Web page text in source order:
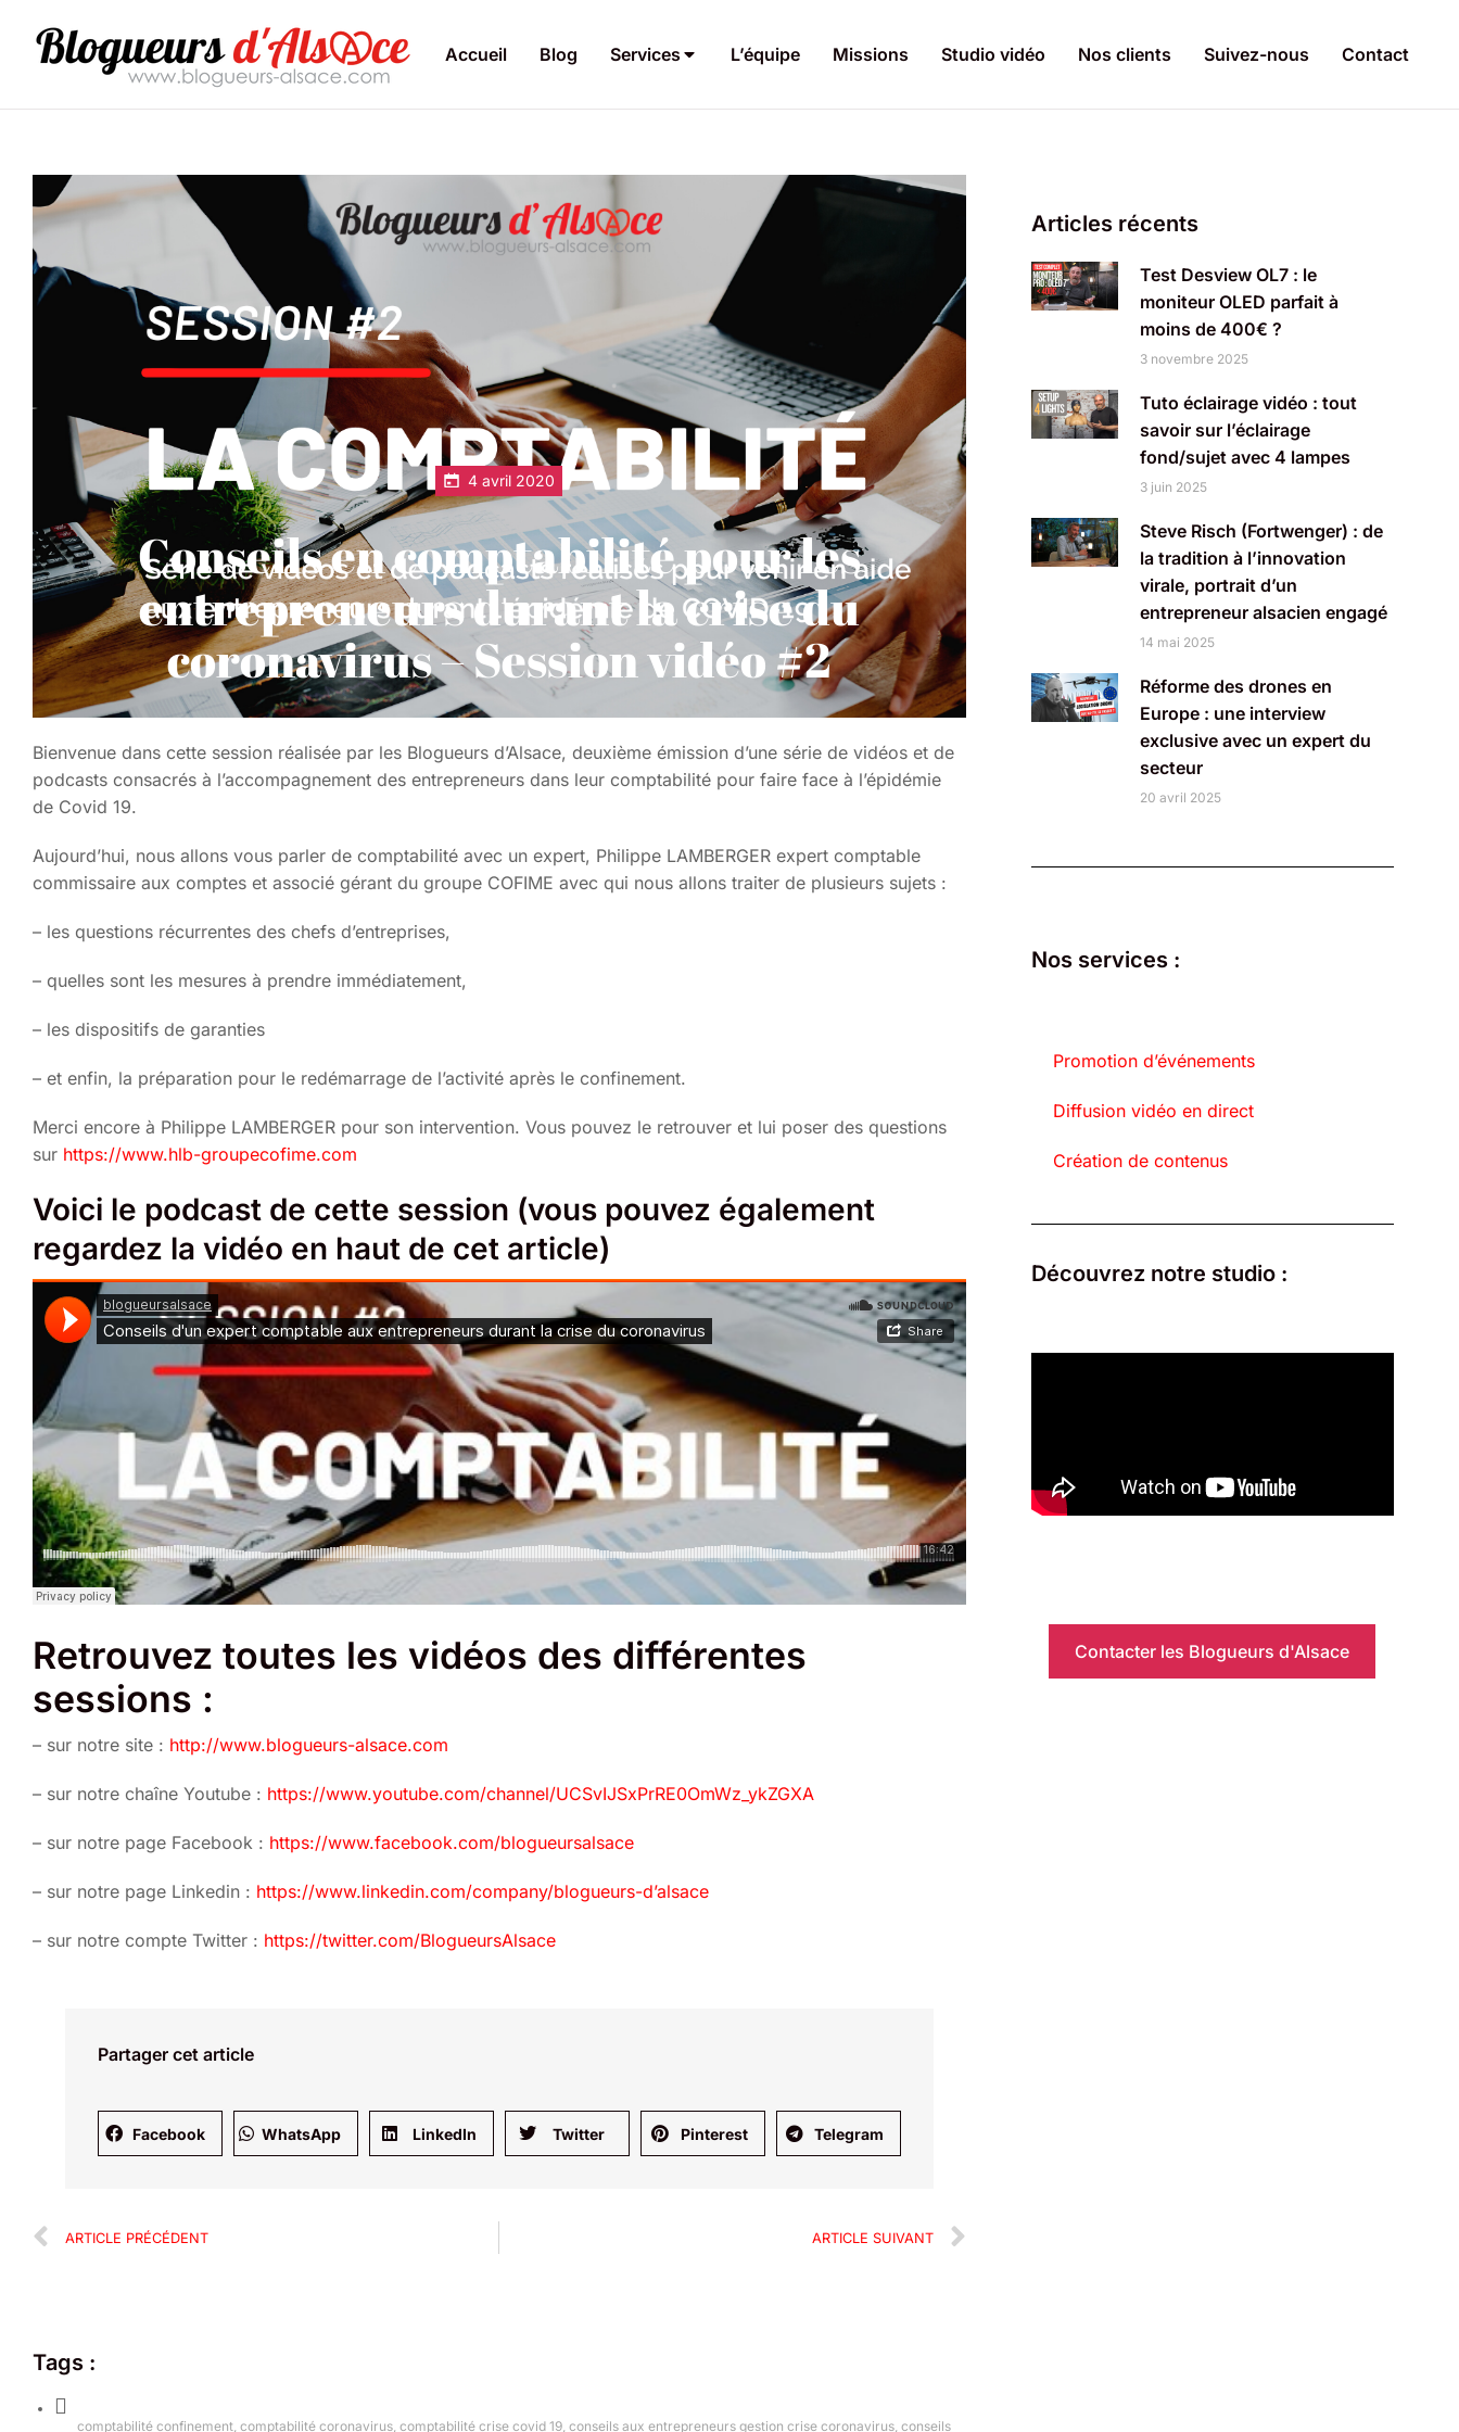
Accueil Blog Services L’équipe Missions Studio vidéo Nos clients Suivez-nous Contact
4 avril 2020
Conseils en comptabilité pour les
entrepreneurs durant la crise du
coronavirus – Session vidéo #2
Bienvenue dans cette session réalisée par les Blogueurs d’Alsace, deuxième émission d’une série de vidéos et de
podcasts consacrés à l’accompagnement des entrepreneurs dans leur comptabilité pour faire face à l’épidémie
de Covid 19.
Aujourd’hui, nous allons vous parler de comptabilité avec un expert, Philippe LAMBERGER expert comptable
commissaire aux comptes et associé gérant du groupe COFIME avec qui nous allons traiter de plusieurs sujets :
– les questions récurrentes des chefs d’entreprises,
– quelles sont les mesures à prendre immédiatement,
– les dispositifs de garanties
– et enfin, la préparation pour le redémarrage de l’activité après le confinement.
Merci encore à Philippe LAMBERGER pour son intervention. Vous pouvez le retrouver et lui poser des questions
sur https://www.hlb-groupecofime.com
Voici le podcast de cette session (vous pouvez également
regardez la vidéo en haut de cet article)
Retrouvez toutes les vidéos des différentes
sessions :
– sur notre site : http://www.blogueurs-alsace.com
– sur notre chaîne Youtube : https://www.youtube.com/channel/UCSvIJSxPrRE0OmWz_ykZGXA
– sur notre page Facebook : https://www.facebook.com/blogueursalsace
– sur notre page Linkedin : https://www.linkedin.com/company/blogueurs-d’alsace
– sur notre compte Twitter : https://twitter.com/BlogueursAlsace
Partager cet article
Facebook WhatsApp LinkedIn Twitter Pinterest Telegram
ARTICLE PRÉCÉDENT ARTICLE SUIVANT
Tags :
comptabilité confinement, comptabilité coronavirus, comptabilité crise covid 19, conseils aux entrepreneurs gestion crise coronavirus, conseils
Articles récents
Test Desview OL7 : le
moniteur OLED parfait à
moins de 400€ ?
3 novembre 2025
Tuto éclairage vidéo : tout
savoir sur l’éclairage
fond/sujet avec 4 lampes
3 juin 2025
Steve Risch (Fortwenger) : de
la tradition à l’innovation
virale, portrait d’un
entrepreneur alsacien engagé
14 mai 2025
Réforme des drones en
Europe : une interview
exclusive avec un expert du
secteur
20 avril 2025
Nos services :
Promotion d’événements
Diffusion vidéo en direct
Création de contenus
Découvrez notre studio :
Contacter les Blogueurs d'Alsace